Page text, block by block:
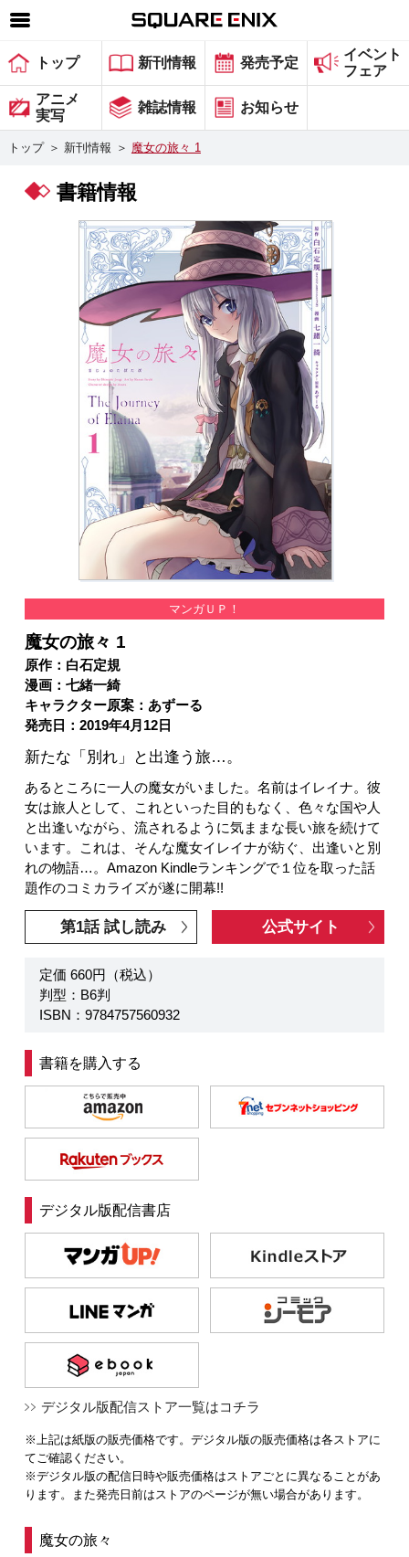
SQUARE ENIX 公式サイトメニュー
ゲーム
マガジン＆ブックス
グッズ
会社情報 採用情報
スクウェア・エニックス サイト内検索
トップ 新刊情報 発売予定
イベント
フェア
アニメ
実写
雑誌情報 お知らせ
トップ ＞ 新刊情報 ＞ 魔女の旅々 1
書籍情報
マンガＵＰ！
魔女の旅々 1
原作：白石定規
漫画：七緒一綺
キャラクター原案：あずーる
発売日：2019年4月12日
新たな「別れ」と出逢う旅…。
あるところに一人の魔女がいました。名前はイレイナ。彼
女は旅人として、これといった目的もなく、色々な国や人
と出逢いながら、流されるように気ままな長い旅を続けて
います。これは、そんな魔女イレイナが紡ぐ、出逢いと別
れの物語…。Amazon Kindleランキングで１位を取った話
題作のコミカライズが遂に開幕!!
第1話 試し読み 公式サイト
定価 660円（税込）
判型：B6判
ISBN：9784757560932
書籍を購入する
デジタル版配信書店
デジタル版配信ストア一覧はコチラ
※上記は紙版の販売価格です。デジタル版の販売価格は各ストアに
てご確認ください。
※デジタル版の配信日時や販売価格はストアごとに異なることがあ
ります。また発売日前はストアのページが無い場合があります。
魔女の旅々